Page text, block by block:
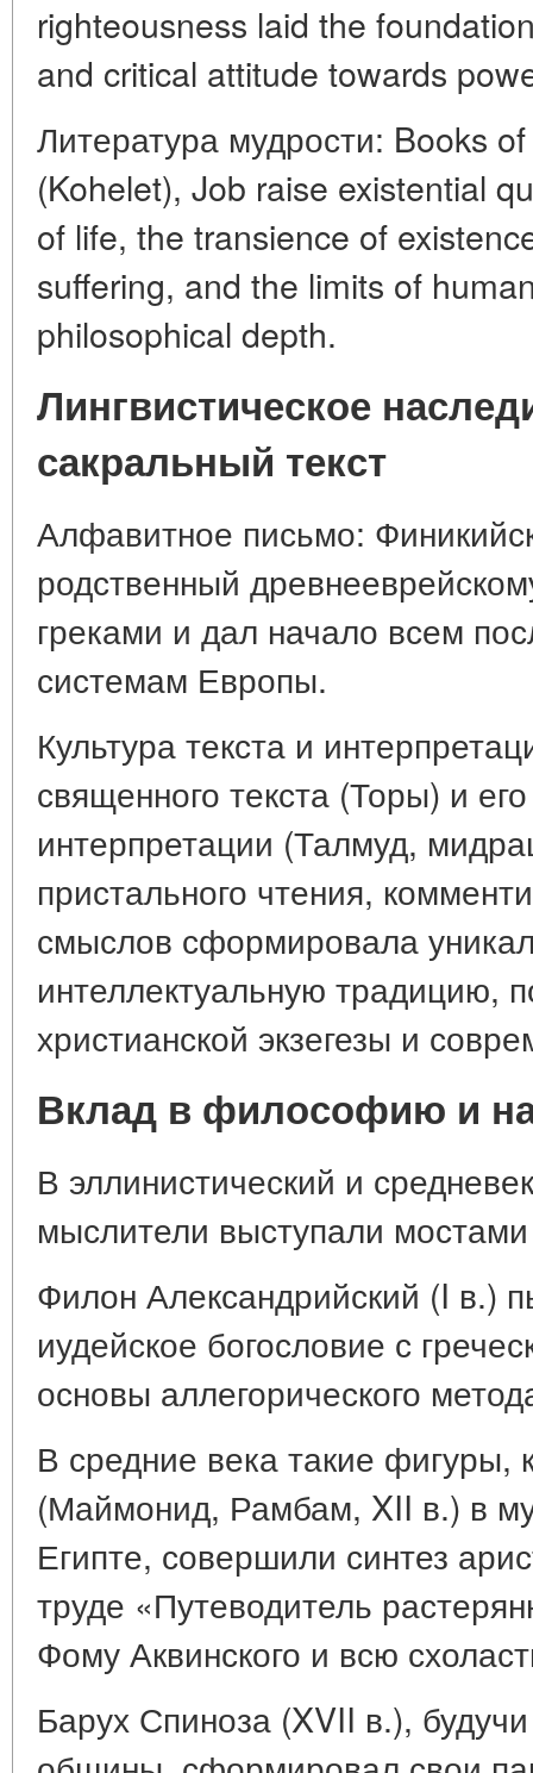
righteousness laid the
and critical attitude towards
Литература мудрости: Books
(Kohelet), Job raise existential
of life, the transience of
suffering, and the limits of
philosophical depth.
Лингвистическое
сакральный текст
Алфавитное письмо:
родственный
греками и дал начало всем
системам Европы.
Культура текста и
священного текста (Торы) и
интерпретации (Талмуд,
пристального чтения,
смыслов сформировала
интеллектуальную традицию,
христианской экзегезы и
Вклад в философию и
В эллинистический и
мыслители выступали
Филон Александрийский (I в.)
иудейское богословие с
основы аллегорического
В средние века такие
(Маймонид, Рамбам, XII в.) в
Египте, совершили синтез
труде «Путеводитель
Фому Аквинского и всю
Барух Спиноза (XVII в.),